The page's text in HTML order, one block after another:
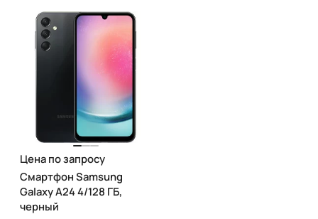
Цена по запросу
Смартфон Samsung
Galaxy A24 4/128 ГБ,
черный